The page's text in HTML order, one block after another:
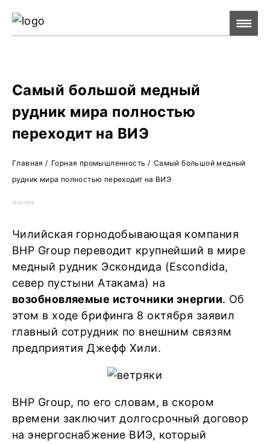
Самый большой медный
рудник мира полностью
переходит на ВИЭ
Главная / Горная промышленность / Самый большой медный
рудник мира полностью переходит на ВИЭ
10.10.2019
Чилийская горнодобывающая компания
BHP Group переводит крупнейший в мире
медный рудник Эскондида (Escondida,
север пустыни Атакама) на
возобновляемые источники энергии. Об
этом в ходе брифинга 8 октября заявил
главный сотрудник по внешним связям
предприятия Джефф Хили.
BHP Group, по его словам, в скором
времени заключит долгосрочный договор
на энергоснабжение ВИЭ, который